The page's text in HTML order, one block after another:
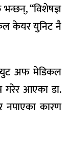
“विशेषज्ञ
केयर युनिट नै
अफ मेडिकल
गरेर आएका डा.
कारण